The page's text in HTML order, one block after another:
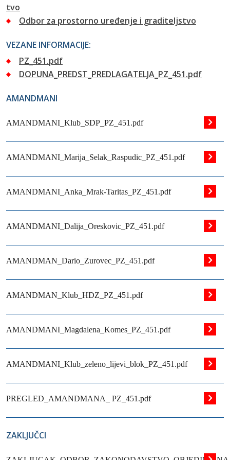
tvo
Odbor za prostorno uređenje i graditeljstvo
VEZANE INFORMACIJE:
PZ_451.pdf
DOPUNA_PREDST_PREDLAGATELJA_PZ_451.pdf
AMANDMANI
AMANDMANI_Klub_SDP_PZ_451.pdf
AMANDMANI_Marija_Selak_Raspudic_PZ_451.pdf
AMANDMANI_Anka_Mrak-Taritas_PZ_451.pdf
AMANDMANI_Dalija_Oreskovic_PZ_451.pdf
AMANDMAN_Dario_Zurovec_PZ_451.pdf
AMANDMAN_Klub_HDZ_PZ_451.pdf
AMANDMANI_Magdalena_Komes_PZ_451.pdf
AMANDMANI_Klub_zeleno_lijevi_blok_PZ_451.pdf
PREGLED_AMANDMANA_ PZ_451.pdf
ZAKLJUČCI